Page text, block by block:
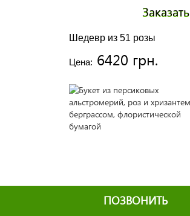
Шедевр из 51 розы
Цена: 6420 грн.
Заказать
Заказать
ПОЗВОНИТЬ